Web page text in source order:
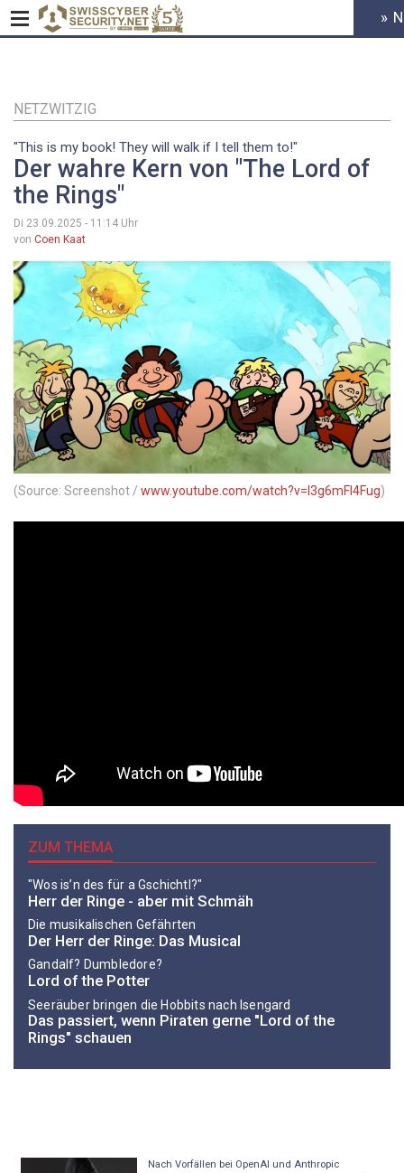
Inhalt
HEADER
MENU
»
NETZWITZIG
"This is my book! They will walk if I tell them to!"
Der wahre Kern von "The Lord of
the Rings"
Di 23.09.2025 - 11:14 Uhr
von Coen Kaat
(Source: Screenshot / www.youtube.com/watch?v=I3g6mFI4Fug)
ZUM THEMA
"Wos is’n des für a Gschichtl?"
Herr der Ringe - aber mit Schmäh
Die musikalischen Gefährten
Der Herr der Ringe: Das Musical
Gandalf? Dumbledore?
Lord of the Potter
Seeräuber bringen die Hobbits nach Isengard
Das passiert, wenn Piraten gerne "Lord of the
Rings" schauen
Nach Vorfällen bei OpenAI und Anthropic